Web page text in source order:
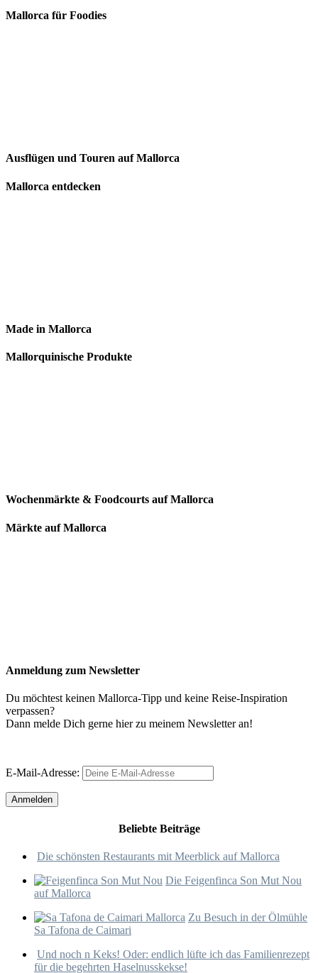
Mallorca für Foodies
Ausflügen und Touren auf Mallorca
Mallorca entdecken
Made in Mallorca
Mallorquinische Produkte
Wochenmärkte & Foodcourts auf Mallorca
Märkte auf Mallorca
Anmeldung zum Newsletter
Du möchtest keinen Mallorca-Tipp und keine Reise-Inspiration
verpassen?
Dann melde Dich gerne hier zu meinem Newsletter an!
E-Mail-Adresse:
Beliebte Beiträge
Die schönsten Restaurants mit Meerblick auf Mallorca
Die Feigenfinca Son Mut Nou
auf Mallorca
Zu Besuch in der Ölmühle
Sa Tafona de Caimari
Und noch n Keks! Oder: endlich lüfte ich das Familienrezept
für die begehrten Haselnusskekse!